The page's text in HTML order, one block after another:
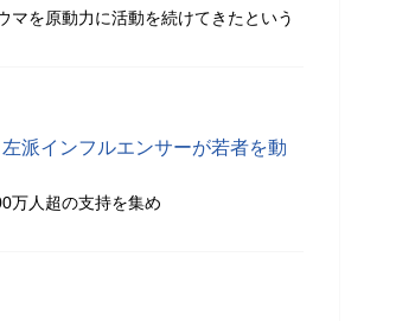
マを原動力に活動を続けてきたという
派インフルエンサーが若者を動
万人超の支持を集め